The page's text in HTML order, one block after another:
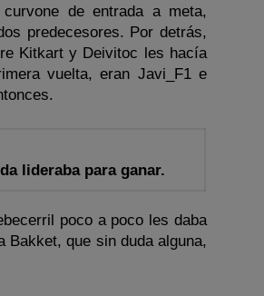
de entrada a meta,
predecesores. Por detrás,
Kitkart y Deivitoc les hacía
vuelta, eran Javi_F1 e
lideraba para ganar.
poco a poco les daba
que sin duda alguna,